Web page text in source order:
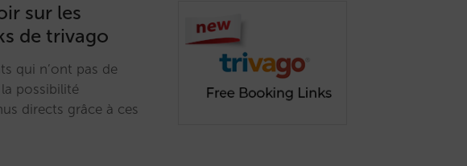
sur les
de trivago
qui n’ont pas de
possibilité
directs grâce à ces